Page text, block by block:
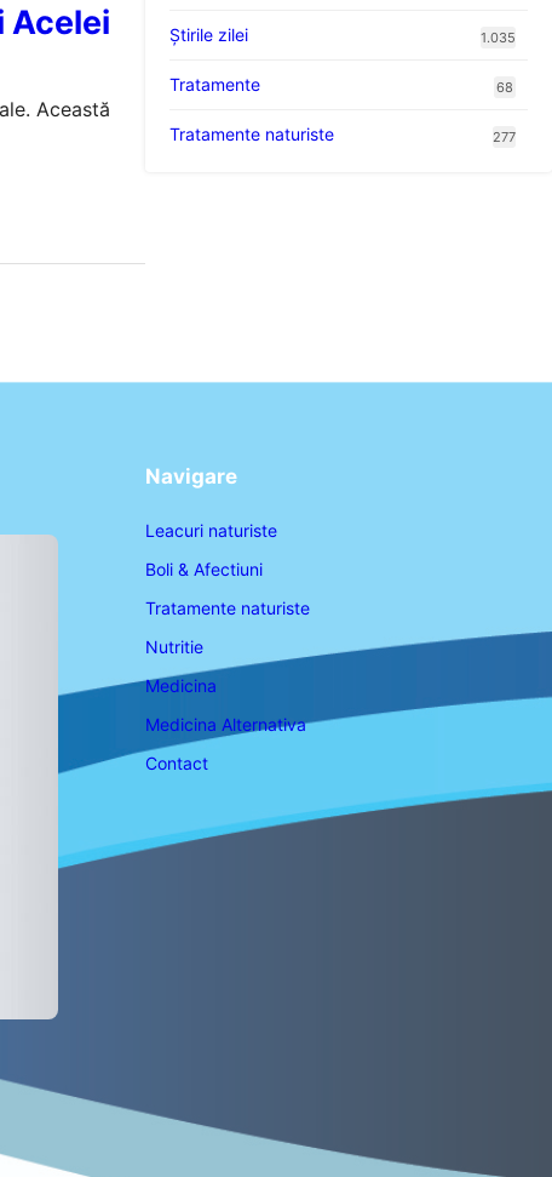
Acelei
Această
Știrile zilei 1.035
Tratamente 68
Tratamente naturiste 277
Navigare
Leacuri naturiste
Boli & Afectiuni
Tratamente naturiste
Nutritie
Medicina
Medicina Alternativa
Contact